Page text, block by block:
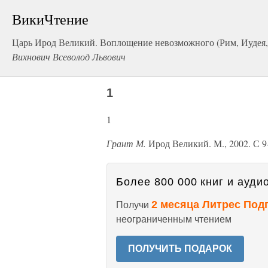
ВикиЧтение
Царь Ирод Великий. Воплощение невозможного (Рим,
Вихнович Всеволод Львович
1
1
Грант М. Ирод Великий. М., 2002. С
Более 800 000 книг и
Получи 2 месяца Литрес
неограниченным чтением
ПОЛУЧИТЬ ПОДАРОК